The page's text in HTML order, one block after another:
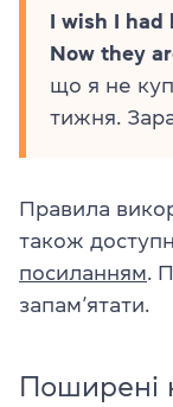
I wish I had
Now they
що я не
тижня.
Правила
також
посиланням.
запам’ятати.
Поширені